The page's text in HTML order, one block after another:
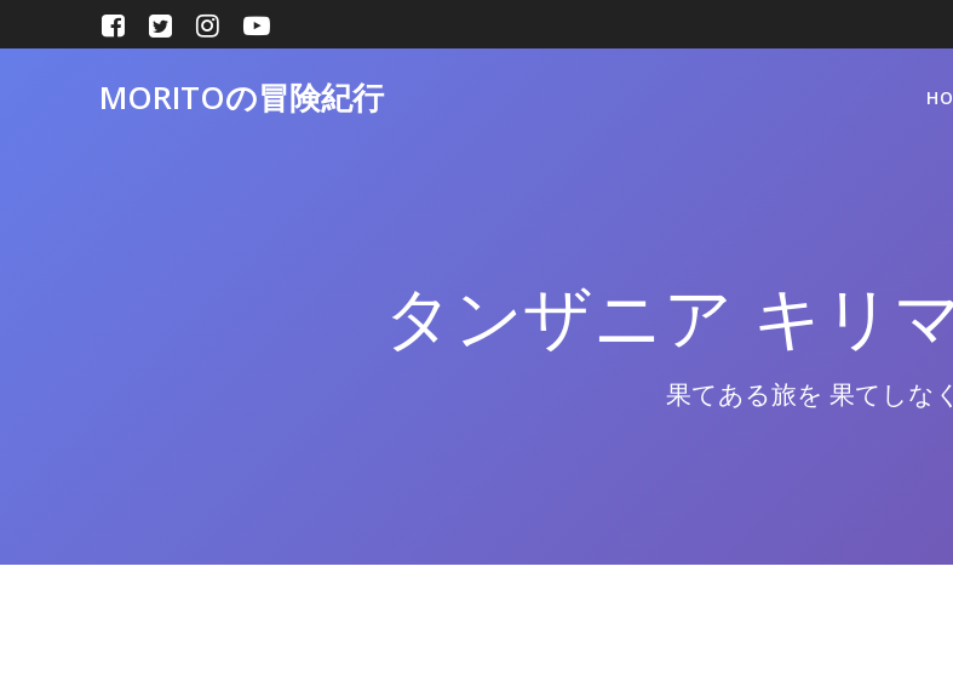
ン
MORITOの冒険紀行
タンザニア キリ
果てある旅を 果てしなく